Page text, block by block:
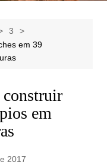
3
em 39
construir
em
2017